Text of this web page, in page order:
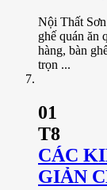
Nội Thất
ghế quán ăn
hàng, bàn
trọn ...
01
T8
CÁC
GIẢN